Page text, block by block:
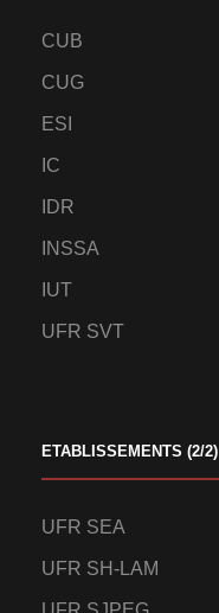
CUB
CUG
ESI
IC
IDR
INSSA
IUT
UFR SVT
ETABLISSEMENTS (2/2)
UFR SEA
UFR SH-LAM